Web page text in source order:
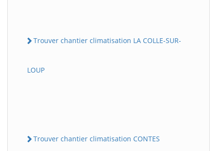
Trouver chantier climatisation LA COLLE-SUR-
LOUP
Trouver chantier climatisation CONTES